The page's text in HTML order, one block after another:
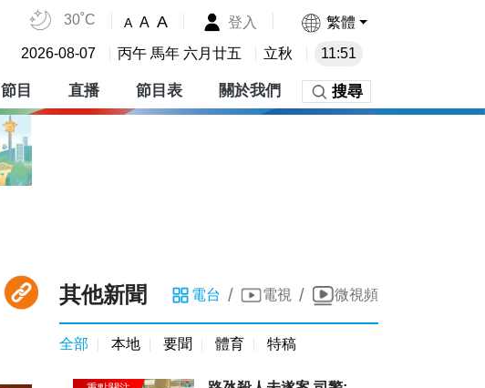
30˚C A A A 登入 繁體
2026-08-07 丙午 馬年 六月廿五 立秋 11:51
節目 直播 節目表 關於我們 搜尋
其他新聞 電台 / 電視 / 微視頻
全部 本地 要聞 體育 特稿